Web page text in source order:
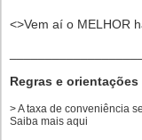
<>Vem aí o MELHOR
Regras e
> A taxa de conveniência
Saiba mais aqui